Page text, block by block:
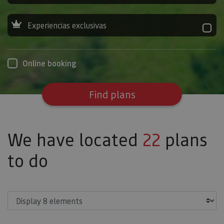
Experiencias exclusivas
Online booking
Find plans
We have located 22 plans
to do